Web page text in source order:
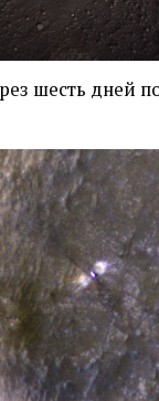
шесть дней